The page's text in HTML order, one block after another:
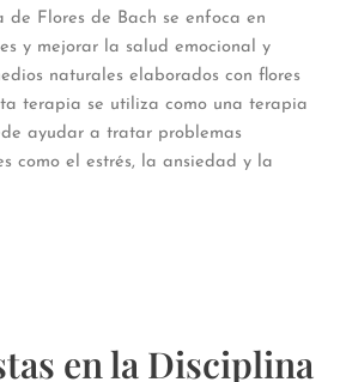
de Flores de Bach se enfoca en
y mejorar la salud emocional y
naturales elaborados con flores
terapia se utiliza como una terapia
ayudar a tratar problemas
como el estrés, la ansiedad y la
en la Disciplina